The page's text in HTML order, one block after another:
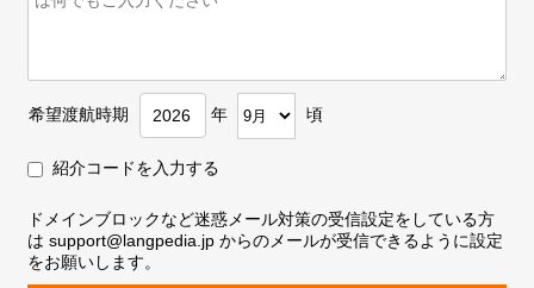
希望渡航時期 年 頃
紹介コードを入力する
ドメインブロックなど迷惑メール対策の受信設定をしている方
は support@langpedia.jp からのメールが受信できるように設定
をお願いします。